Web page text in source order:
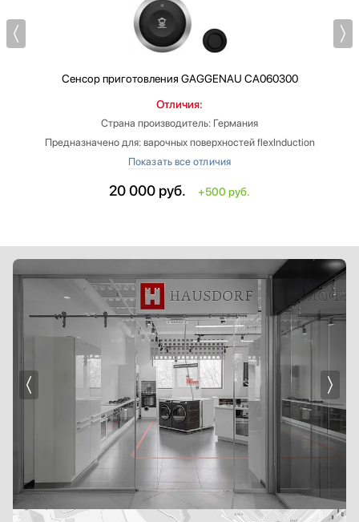
Сенсор приготовления GAGGENAU CA060300
Отличия:
Страна производитель: Германия
Предназначено для: варочных поверхностей flexInduction
Предназначение:
Высота: больше на 20 см
20 000 руб. +500 руб.